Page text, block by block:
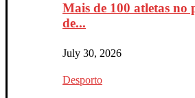
Mais de 100 atletas
de...
July 30, 2026
Desporto